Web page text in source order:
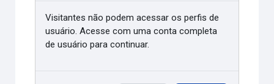
Visitantes não podem acessar os perfis de
usuário. Acesse com uma conta completa
de usuário para continuar.